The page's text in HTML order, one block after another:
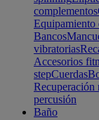
complementos
Equipamiento
Bancos
vibratorias
Accesorios
stepCuerdas
Recuperación
percusión
Baño